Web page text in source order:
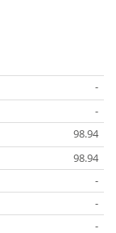
-
-
98.94
98.94
-
-
-